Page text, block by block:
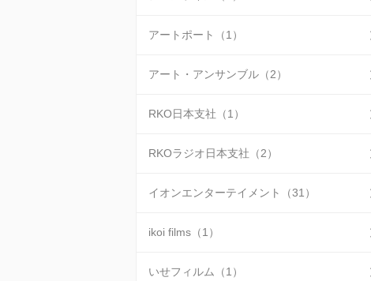
アートポート（1）
アート・アンサンブル（2）
RKO日本支社（1）
RKOラジオ日本支社（2）
イオンエンターテイメント（31）
ikoi films（1）
いせフィルム（1）